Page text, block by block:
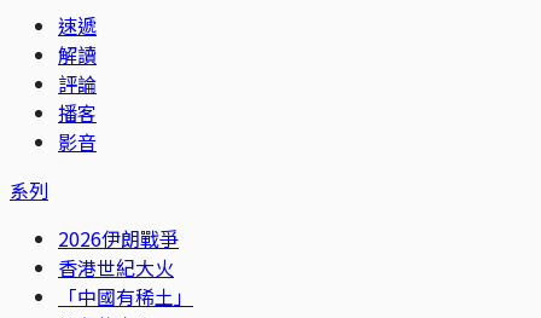
速遞
解讀
評論
播客
影音
系列
2026伊朗戰爭
香港世紀大火
「中國有稀土」